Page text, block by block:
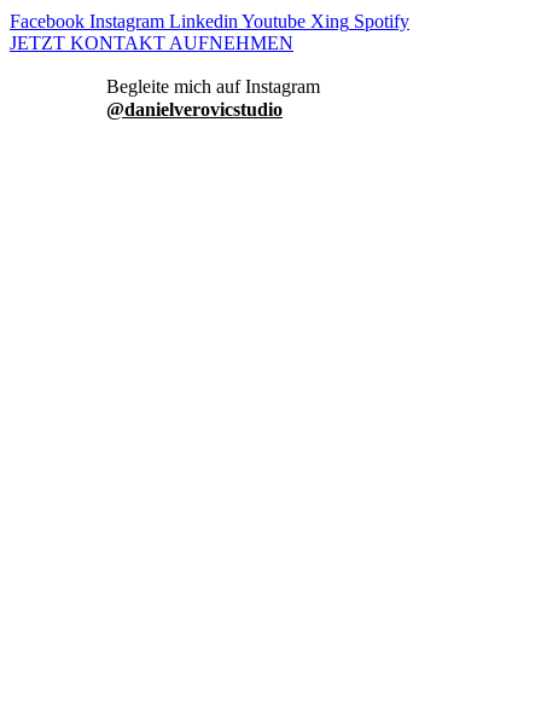
Facebook Instagram Linkedin Youtube Xing Spotify
JETZT KONTAKT AUFNEHMEN
danielverovicstudio